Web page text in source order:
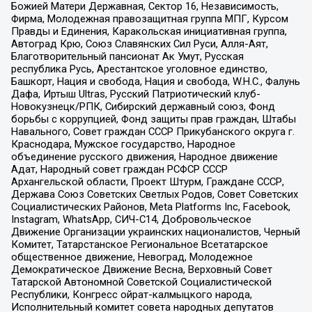
Божией Матери Державная, Сектор 16, Независимость,
Фирма, Молодежная правозащитная группа МПГ, Курсом
Правды и Единения, Каракольская инициативная группа,
Автоград Крю, Союз Славянских Сил Руси, Алля-Аят,
Благотворительный пансионат Ак Умут, Русская
республика Русь, Арестантское уголовное единство,
Башкорт, Нация и свобода, Нация и свобода, W.H.С., Фалунь
Дафа, Иртыш Ultras, Русский Патриотический клуб-
Новокузнецк/РПК, Сибирский державный союз, Фонд
борьбы с коррупцией, Фонд защиты прав граждан, Штабы
Навального, Совет граждан СССР Прикубанского округа г.
Краснодара, Мужское государство, Народное
объединение русского движения, Народное движение
Адат, Народный совет граждан РСФСР СССР
Архангельской области, Проект Штурм, Граждане СССР,
Держава Союз Советских Светлых Родов, Совет Советских
Социалистических Районов, Meta Platforms Inc, Facebook,
Instagram, WhatsApp, СИЧ-С14, Добровольческое
Движение Организации украинских националистов, Черный
Комитет, Татарстанское Региональное Всетатарское
общественное движение, Невоград, Молодежное
Демократическое Движение Весна, Верховный Совет
Татарской Автономной Советской Социалистической
Республики, Конгресс ойрат-калмыцкого народа,
Исполнительный комитет совета народных депутатов